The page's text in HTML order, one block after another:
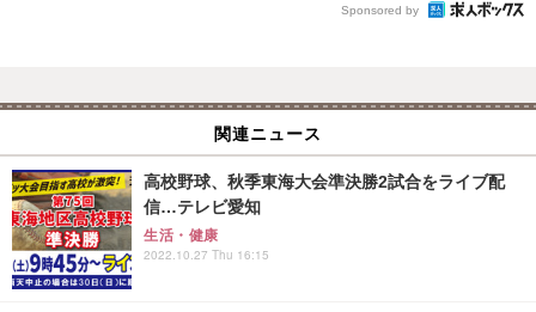
Sponsored by
関連ニュース
高校野球、秋季東海大会準決勝2試合をライブ配
信…テレビ愛知
生活・健康
2022.10.27 Thu 16:15